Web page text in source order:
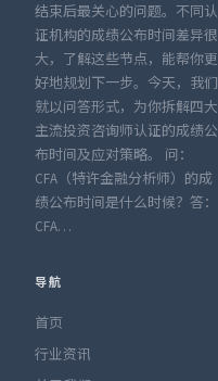
结束后最关心的问题。不同认
证机构的成绩公布时间差异很
大，了解这些节点，能帮你更
好地规划下一步。今天，我们
就以问答形式，为你拆解四大
主流投资咨询师认证的成绩公
布时间及应对策略。 问：
CFA（特许金融分析师）的成
绩公布时间是什么时候？答：
CFA…
导航
首页
行业资讯